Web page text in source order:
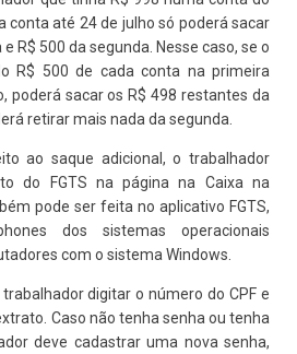
conta até 24 de julho só poderá sacar
R$ 500 da segunda. Nesse caso, se o
R$ 500 de cada conta na primeira
poderá sacar os R$ 498 restantes da
retirar mais nada da segunda.
ao saque adicional, o trabalhador
do FGTS na página na Caixa na
pode ser feita no aplicativo FGTS,
dos sistemas operacionais
com o sistema Windows.
digitar o número do CPF e
Caso não tenha senha ou tenha
deve cadastrar uma nova senha,